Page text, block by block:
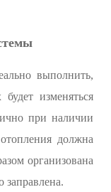
выполнить,
изменяться
при наличии
должна
организована
заправлена.